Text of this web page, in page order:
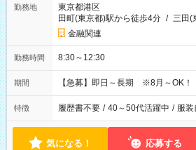
勤務地
東京都港区
田町(東京都)駅から徒歩4分 / 三田(
金融関連
勤務時間 8:30～12:30
期間 【急募】即日～長期 ※8月～OK！
特徴 履歴書不要 / 40～50代活躍中 / 服装
気になる！ 応募する